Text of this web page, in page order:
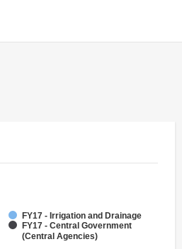
FY17 - Irrigation and Drainage
FY17 - Central Government
(Central Agencies)